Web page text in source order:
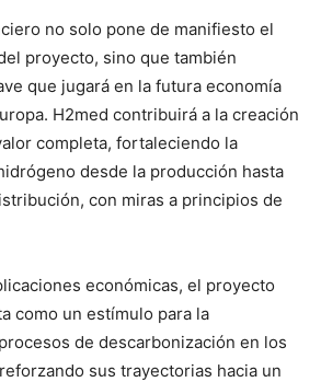
no solo pone de manifiesto el
proyecto, sino que también
que jugará en la futura economía
H2med contribuirá a la creación
completa, fortaleciendo la
desde la producción hasta
con miras a principios de
económicas, el proyecto
como un estímulo para la
de descarbonización en los
sus trayectorias hacia un